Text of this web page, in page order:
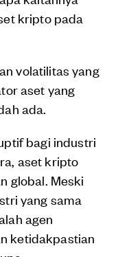
kripto pada
volatilitas yang
aset yang
ada.
bagi industri
aset kripto
global. Meski
yang sama
agen
ketidakpastian